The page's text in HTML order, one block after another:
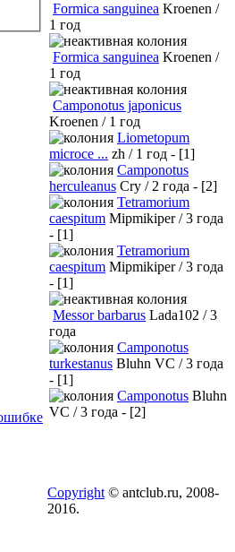
Formica sanguinea Kroenen /
1 год
Formica sanguinea Kroenen /
1 год
Camponotus japonicus
Kroenen / 1 год
Liometopum
microce ... zh / 1 год - [1]
Camponotus
herculeanus Cry / 2 года - [2]
Tetramorium
caespitum Mipmikiper / 3 года
- [1]
Tetramorium
caespitum Mipmikiper / 3 года
- [1]
Messor barbarus Lada102 / 3
года
Camponotus
turkestanus Bluhn VC / 3 года
- [1]
Camponotus Bluhn
VC / 3 года - [2]
Copyright © antclub.ru, 2008-
2016.